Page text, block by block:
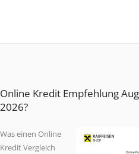
Online Kredit Empfehlung
2026?
Was einen Online
Kredit Vergleich